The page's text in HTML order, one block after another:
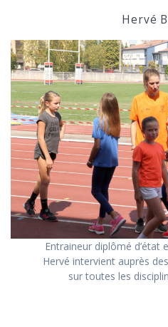
Hervé
Entraineur diplômé d’état
Hervé intervient auprès
sur toutes les